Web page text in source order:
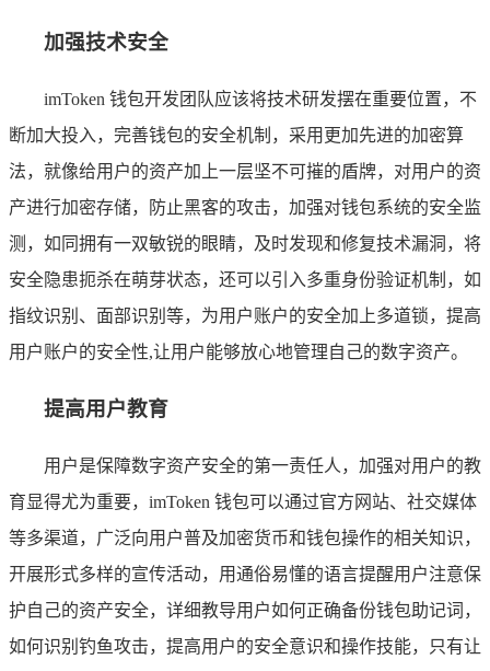
加强技术安全
imToken 钱包开发团队应该将技术研发摆在重要位置，不
断加大投入，完善钱包的安全机制，采用更加先进的加密算
法，就像给用户的资产加上一层坚不可摧的盾牌，对用户的资
产进行加密存储，防止黑客的攻击，加强对钱包系统的安全监
测，如同拥有一双敏锐的眼睛，及时发现和修复技术漏洞，将
安全隐患扼杀在萌芽状态，还可以引入多重身份验证机制，如
指纹识别、面部识别等，为用户账户的安全加上多道锁，提高
用户账户的安全性,让用户能够放心地管理自己的数字资产。
提高用户教育
用户是保障数字资产安全的第一责任人，加强对用户的教
育显得尤为重要，imToken 钱包可以通过官方网站、社交媒体
等多渠道，广泛向用户普及加密货币和钱包操作的相关知识，
开展形式多样的宣传活动，用通俗易懂的语言提醒用户注意保
护自己的资产安全，详细教导用户如何正确备份钱包助记词，
如何识别钓鱼攻击，提高用户的安全意识和操作技能，只有让